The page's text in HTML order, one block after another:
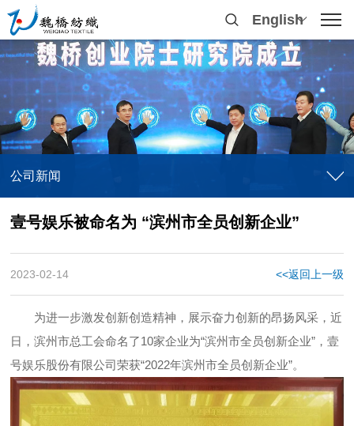
English
公司新闻
壹号娱乐被命名为 “滨州市全员创新企业”
2023-02-14 <<返回上一级
为进一步激发创新创造精神，展示奋力创新的昂扬风采，近
日，滨州市总工会命名了10家企业为“滨州市全员创新企业”，壹
号娱乐股份有限公司荣获“2022年滨州市全员创新企业”。